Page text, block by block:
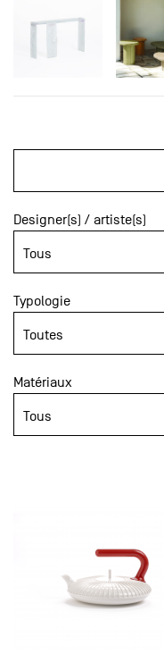
Designer(s) / artiste(s)
Typologie
Matériaux